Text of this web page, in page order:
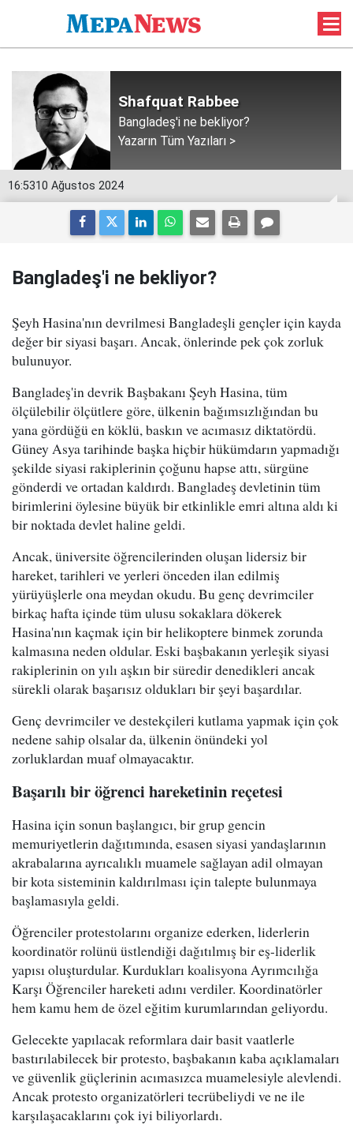
Shafquat Rabbee
Bangladeş'i ne bekliyor?
Yazarın Tüm Yazıları >
16:5310 Ağustos 2024
Bangladeş'i ne bekliyor?
Şeyh Hasina'nın devrilmesi Bangladeşli gençler için kayda
değer bir siyasi başarı. Ancak, önlerinde pek çok zorluk
bulunuyor.
Bangladeş'in devrik Başbakanı Şeyh Hasina, tüm
ölçülebilir ölçütlere göre, ülkenin bağımsızlığından bu
yana gördüğü en köklü, baskın ve acımasız diktatördü.
Güney Asya tarihinde başka hiçbir hükümdarın yapmadığı
şekilde siyasi rakiplerinin çoğunu hapse attı, sürgüne
gönderdi ve ortadan kaldırdı. Bangladeş devletinin tüm
birimlerini öylesine büyük bir etkinlikle emri altına aldı ki
bir noktada devlet haline geldi.
Ancak, üniversite öğrencilerinden oluşan lidersiz bir
hareket, tarihleri ve yerleri önceden ilan edilmiş
yürüyüşlerle ona meydan okudu. Bu genç devrimciler
birkaç hafta içinde tüm ulusu sokaklara dökerek
Hasina'nın kaçmak için bir helikoptere binmek zorunda
kalmasına neden oldular. Eski başbakanın yerleşik siyasi
rakiplerinin on yılı aşkın bir süredir denedikleri ancak
sürekli olarak başarısız oldukları bir şeyi başardılar.
Genç devrimciler ve destekçileri kutlama yapmak için çok
nedene sahip olsalar da, ülkenin önündeki yol
zorluklardan muaf olmayacaktır.
Başarılı bir öğrenci hareketinin reçetesi
Hasina için sonun başlangıcı, bir grup gencin
memuriyetlerin dağıtımında, esasen siyasi yandaşlarının
akrabalarına ayrıcalıklı muamele sağlayan adil olmayan
bir kota sisteminin kaldırılması için talepte bulunmaya
başlamasıyla geldi.
Öğrenciler protestolarını organize ederken, liderlerin
koordinatör rolünü üstlendiği dağıtılmış bir eş-liderlik
yapısı oluşturdular. Kurdukları koalisyona Ayrımcılığa
Karşı Öğrenciler hareketi adını verdiler. Koordinatörler
hem kamu hem de özel eğitim kurumlarından geliyordu.
Gelecekte yapılacak reformlara dair basit vaatlerle
bastırılabilecek bir protesto, başbakanın kaba açıklamaları
ve güvenlik güçlerinin acımasızca muamelesiyle alevlendi.
Ancak protesto organizatörleri tecrübeliydi ve ne ile
karşılaşacaklarını çok iyi biliyorlardı.